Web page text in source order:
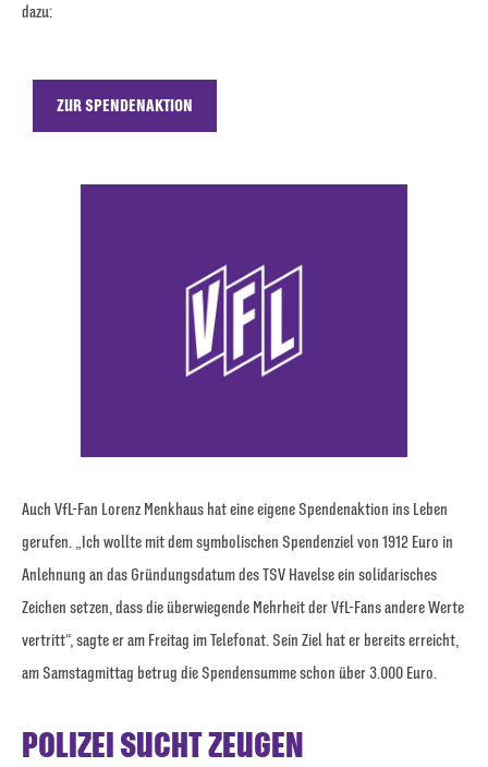
dazu:
ZUR SPENDENAKTION
Auch VfL-Fan Lorenz Menkhaus hat eine eigene Spendenaktion ins Leben
gerufen. „Ich wollte mit dem symbolischen Spendenziel von 1912 Euro in
Anlehnung an das Gründungsdatum des TSV Havelse ein solidarisches
Zeichen setzen, dass die überwiegende Mehrheit der VfL-Fans andere Werte
vertritt“, sagte er am Freitag im Telefonat. Sein Ziel hat er bereits erreicht,
am Samstagmittag betrug die Spendensumme schon über 3.000 Euro.
POLIZEI SUCHT ZEUGEN